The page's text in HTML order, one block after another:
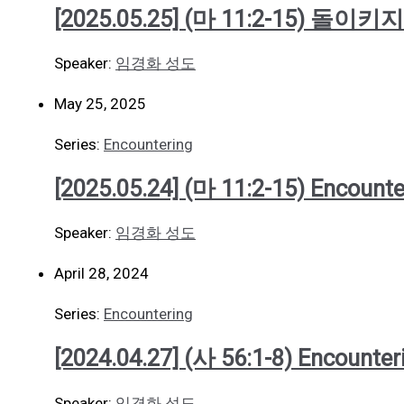
[2025.05.25] (마 11:2-15) 돌이키
Speaker: 임경화 성도
May 25, 2025
Series: Encountering
[2025.05.24] (마 11:2-15)
Speaker: 임경화 성도
April 28, 2024
Series: Encountering
[2024.04.27] (사 56:1-8)